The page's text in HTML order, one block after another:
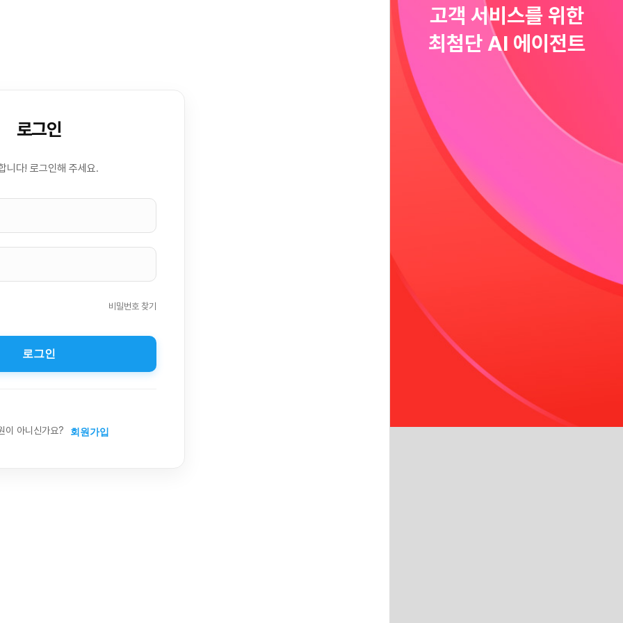
로그인
니다! 로그인해 주세요.
비밀번호 찾기
로그인
이 아니신가요? 회원가입
고객 서비스를 위한
최첨단 AI 에이전트